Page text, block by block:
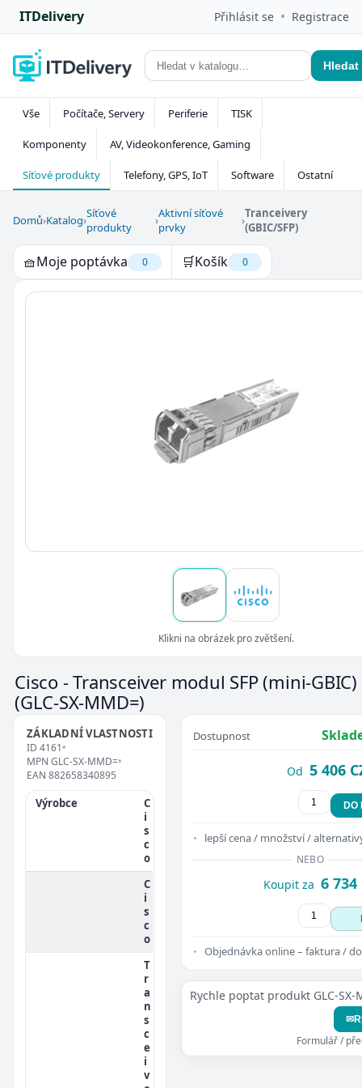
ITDelivery Přihlásit se • Registrace
Hledat
Vše Počítače, Servery Periferie TISK
Komponenty AV, Videokonference, Gaming
Síťové produkty Telefony, GPS, IoT Software Ostatní
Domů›Katalog›Síťové
produkty
›Aktivní síťové
prvky
›Tranceivery
(GBIC/SFP)
🧺Moje poptávka 0 🛒Košík 0
Klikni na obrázek pro zvětšení.
Cisco - Transceiver modul SFP (mini-GBIC)
(GLC-SX-MMD=)
ZÁKLADNÍ VLASTNOSTI
ID 4161•
MPN GLC-SX-MMD=•
EAN 882658340895
Výrobce
C
i
s
c
o
C
i
s
c
o
T
r
a
n
s
c
e
i
v
Dostupnost
Od 5 406
DO
lepší cena / množství /
NEBO
Koupit za 6 734
Objednávka online – faktura /
Rychle poptat produkt GLC-SX-
✉
Formulář /